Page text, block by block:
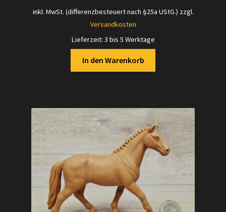
inkl. MwSt. (differenzbesteuert nach §25a UStG.) zzgl.
Versandkosten
Lieferzeit: 3 bis 5 Werktage
In den Warenkorb